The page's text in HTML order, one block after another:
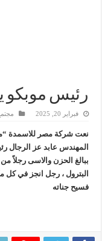
رئيس موبكو
فبراير 20, 2025
نعت شركة مصر للاسمدة
المهندس عابد عز الرجال
ببالغ الحزن والاسى رجلاً
البترول ، رجل انجز في
فسيح جناته